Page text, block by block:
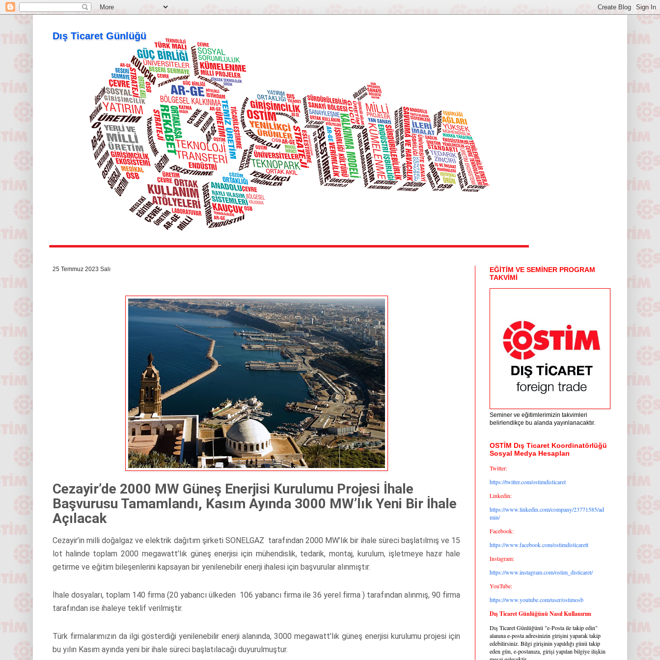
Dış Ticaret Günlüğü
25 Temmuz 2023 Salı
Cezayir’de 2000 MW Güneş Enerjisi Kurulumu Projesi İhale
Başvurusu Tamamlandı, Kasım Ayında 3000 MW’lık Yeni Bir İhale
Açılacak
Cezayir’in milli doğalgaz ve elektrik dağıtım şirketi SONELGAZ tarafından 2000 MW’lık bir ihale süreci başlatılmış ve 15
lot halinde toplam 2000 megawatt’lık güneş enerjisi için mühendislik, tedarik, montaj, kurulum, işletmeye hazır hale
getirme ve eğitim bileşenlerini kapsayan bir yenilenebilir enerji ihalesi için başvurular alınmıştır.
İhale dosyaları, toplam 140 firma (20 yabancı ülkeden 106 yabancı firma ile 36 yerel firma ) tarafından alınmış, 90 firma
tarafından ise ihaleye teklif verilmiştir.
Türk firmalarımızın da ilgi gösterdiği yenilenebilir enerji alanında, 3000 megawatt’lık güneş enerjisi kurulumu projesi için
bu yılın Kasım ayında yeni bir ihale süreci başlatılacağı duyurulmuştur.
EĞİTİM VE SEMİNER PROGRAM
TAKVİMİ
Seminer ve eğitimlerimizin takvimleri
belirlendikçe bu alanda yayınlanacaktır.
OSTİM Dış Ticaret Koordinatörlüğü
Sosyal Medya Hesapları
Twitter:
https://twitter.com/ostimdisticaret
Linkedin:
https://www.linkedin.com/company/23771585/ad
min/
Facebook:
https://www.facebook.com/ostimdisticarett
Instagram:
https://www.instagram.com/ostim_disticaret/
YouTube:
https://www.youtube.com/user/ostimosb
Dış Ticaret Günlüğünü Nasıl Kullanırım
Dış Ticaret Günlüğünü "e-Posta ile takip edin"
alanına e-posta adresinizin girişini yaparak takip
edebilirsiniz. Bilgi girişinin yapıldığı günü takip
eden gün, e-postanıza, girişi yapılan bilgiye ilişkin